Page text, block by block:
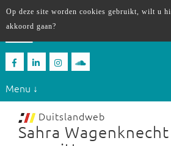
Menu ↓
Duitslandweb
Sahra
Op deze site worden cookies gebruikt, wilt u
akkoord gaan?